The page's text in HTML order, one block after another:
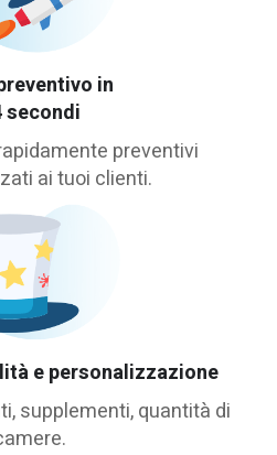
in
secondi
preventivi
ai tuoi clienti.
e personalizzazione
supplementi, quantità di